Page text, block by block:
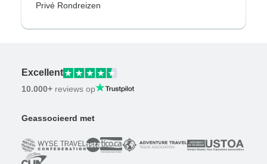
Privé Rondreizen
Excellent
10.000+ reviews op
Geassocieerd met